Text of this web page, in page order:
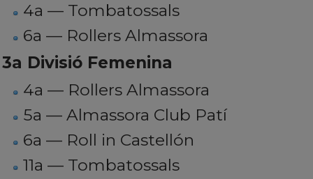
4a — Tombatossals
6a — Rollers Almassora
3a Divisió Femenina
4a — Rollers Almassora
5a — Almassora Club Patí
6a — Roll in Castellón
11a — Tombatossals